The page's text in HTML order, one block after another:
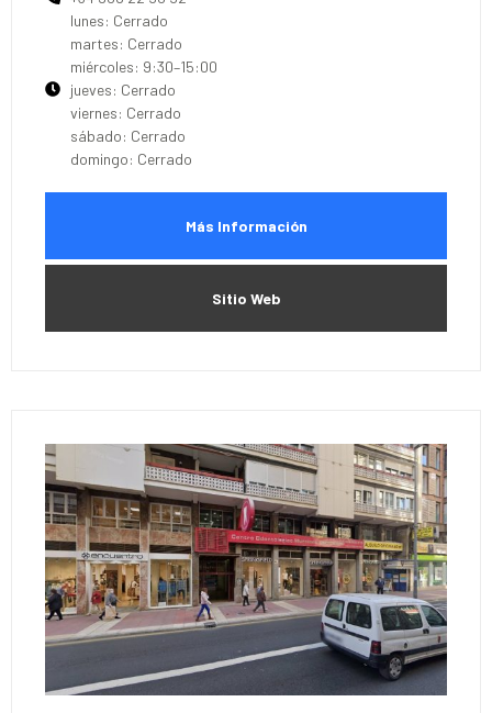
lunes: Cerrado
martes: Cerrado
miércoles: 9:30–15:00
jueves: Cerrado
viernes: Cerrado
sábado: Cerrado
domingo: Cerrado
Más Información
Sitio Web